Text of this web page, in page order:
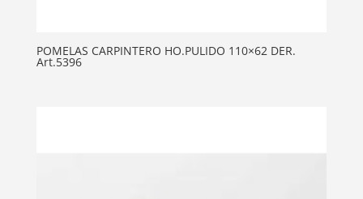
POMELAS CARPINTERO HO.PULIDO 110×62 DER.
Art.5396